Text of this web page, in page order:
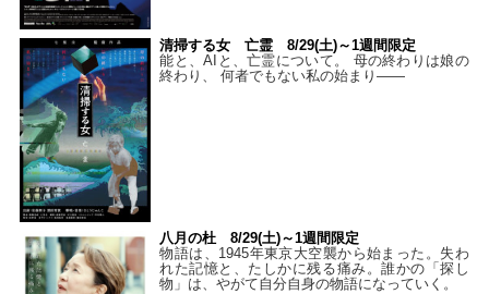
清掃する女 亡霊 8/29(土)～1週間限定
能と、AIと、亡霊について。 母の終わりは娘の
終わり、 何者でもない私の始まり――
八月の杜 8/29(土)～1週間限定
物語は、1945年東京大空襲から始まった。失わ
れた記憶と、たしかに残る痛み。誰かの「探し
物」は、やがて自分自身の物語になっていく。